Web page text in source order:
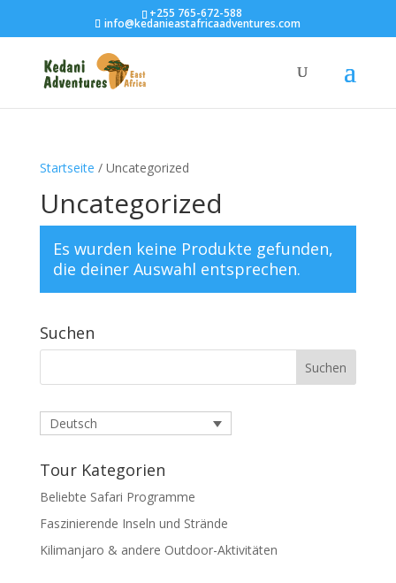
+255 765-672-588
info@kedanieastafricaadventures.com
Startseite / Uncategorized
Uncategorized
Es wurden keine Produkte gefunden,
die deiner Auswahl entsprechen.
Suchen
Deutsch
Tour Kategorien
Beliebte Safari Programme
Faszinierende Inseln und Strände
Kilimanjaro & andere Outdoor-Aktivitäten